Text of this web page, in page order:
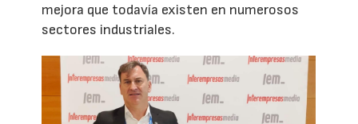
mejora que todavía existen en numerosos
sectores industriales.